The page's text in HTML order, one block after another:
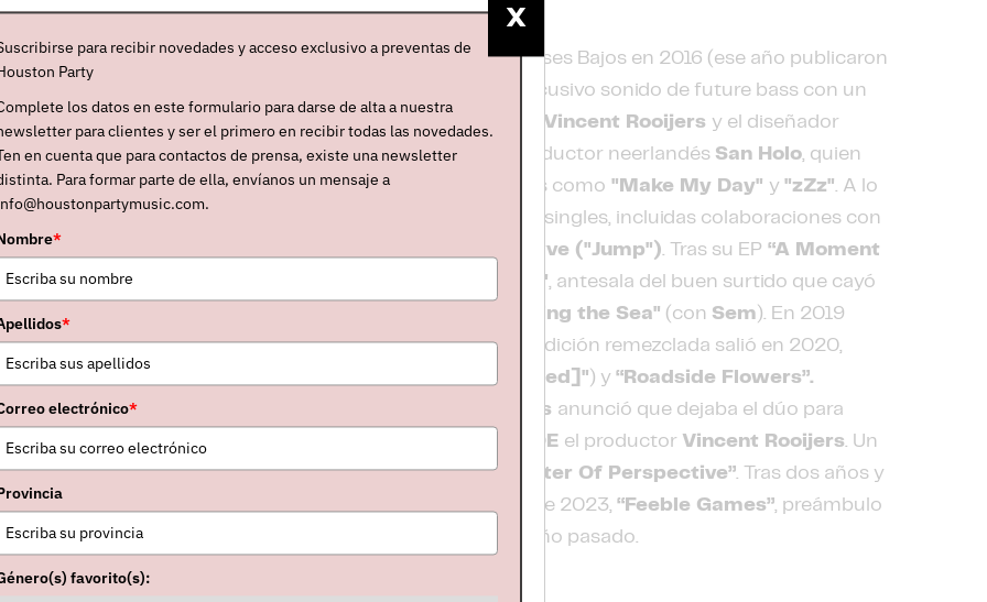
es un proyecto de música electrónica formado en los Países Bajos en 2016 (ese año publicaron
canción,
) que combina un brillante y percusivo sonido de future bass con un
énfasis en su estética visual. Fue creado por el productor
Vincent Rooijers y el diseñador
Hamers, que pronto lograron llamar la atención del productor neerlandés San Holo, quien
para su selloBitbird , donde dejaron su huella con sencillos como "Make My Day" y "zZz". A lo
2017 siguieron publicando un flujo constante de remixes y singles, incluidas colaboraciones con
("In Time"), San Holo ("Lines of the Broken")
Nevve ("Jump"). Tras su EP “A Moment
(2017) llegaron los sencillos "Running Away", antesala del buen surtido que cayó
"Facing the Sea" (con Sem). En 2019
en circulación su primer LP,“A Promise Is Made”, cuya edición remezclada salió en 2020,
varios singles (
“Open Blind”, “Sunburn [Reimagened]") y “Roadside Flowers”.
fue en octubre del pasado año cuando
Hein Hamers anunció que dejaba el dúo para
en otros proyectos, quedando al frente de
DROELOE el productor Vincent Rooijers. Un
tarde, aquel noviembre, se publicó el recopilatorio“A Matter Of Perspective”. Tras dos años y
parón discográfico, turno para un nuevo single en mayo de 2023, “Feeble Games”, preámbulo
“The Art Of Change” , que vio la luz en septiembre del año pasado.
X
para recibir novedades y acceso exclusivo a preventas de
Party
los datos en este formulario para darse de alta a nuestra
para clientes y ser el primero en recibir todas las novedades.
en cuenta que para contactos de prensa, existe una newsletter
Para formar parte de ella, envíanos un mensaje a
*
*
electrónico*
favorito(s):